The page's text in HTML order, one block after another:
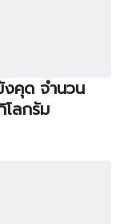
งคุด จำนวน
ลกรัม